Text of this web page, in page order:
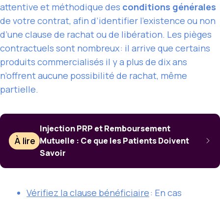
attentive et méthodique des conditions générales
de votre contrat, afin d’identifier l’existence ou non
d’une clause de rachat ou de libération. Les pièges
contractuels sont nombreux : il arrive que certains
produits commercialisés il y a plus de dix ans
n’offrent aucune possibilité de rachat, même
partielle.
À lire
Injection PRP et Remboursement
Mutuelle : Ce que les Patients Doivent
Savoir
Vérifiez la clause bénéficiaire: En cas